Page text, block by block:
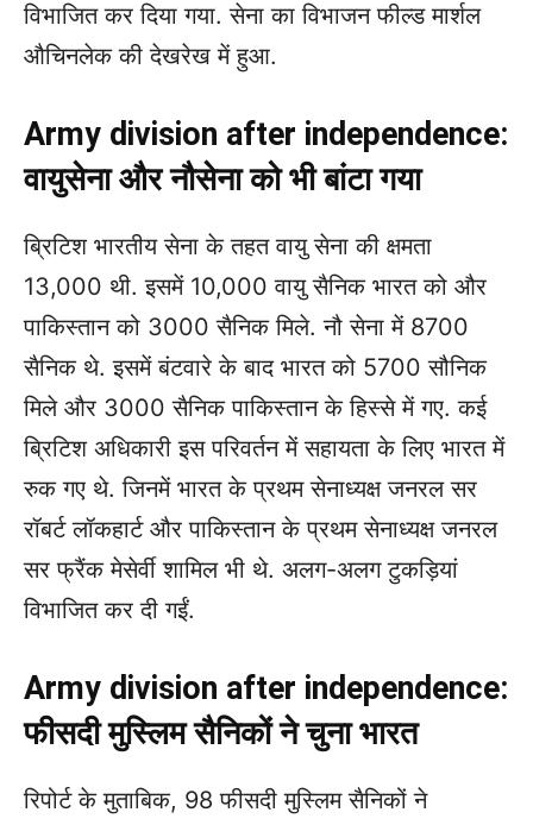
विभाजित कर दिया गया. सेना का विभाजन फील्ड मार्शल
औचिनलेक की देखरेख में हुआ.
Army division after independence:
वायुसेना और नौसेना को भी बांटा गया
ब्रिटिश भारतीय सेना के तहत वायु सेना की क्षमता
13,000 थी. इसमें 10,000 वायु सैनिक भारत को और
पाकिस्तान को 3000 सैनिक मिले. नौ सेना में 8700
सैनिक थे. इसमें बंटवारे के बाद भारत को 5700 सौनिक
मिले और 3000 सैनिक पाकिस्तान के हिस्से में गए. कई
ब्रिटिश अधिकारी इस परिवर्तन में सहायता के लिए भारत में
रुक गए थे. जिनमें भारत के प्रथम सेनाध्यक्ष जनरल सर
रॉबर्ट लॉकहार्ट और पाकिस्तान के प्रथम सेनाध्यक्ष जनरल
सर फ्रैंक मेसेर्वी शामिल भी थे. अलग-अलग टुकड़ियां
विभाजित कर दी गईं.
Army division after independence:
फीसदी मुस्लिम सैनिकों ने चुना भारत
रिपोर्ट के मुताबिक, 98 फीसदी मुस्लिम सैनिकों ने